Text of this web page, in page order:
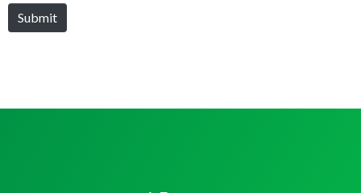
Submit